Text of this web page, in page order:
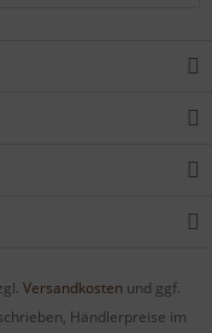
Versandkosten und ggf.
Händlerpreise im